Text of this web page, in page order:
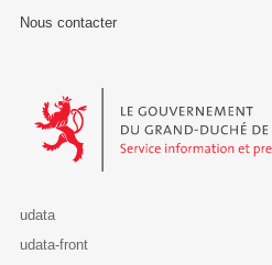
Nous contacter
Le Gouvernement du Grand-
udata
udata-front